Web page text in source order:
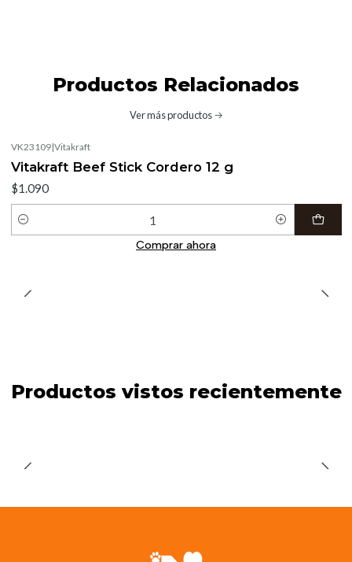
Productos Relacionados
Ver más productos
VK23109|Vitakraft
Vitakraft Beef Stick Cordero 12 g
$1.090
Cantidad
Comprar ahora
Productos vistos recientemente